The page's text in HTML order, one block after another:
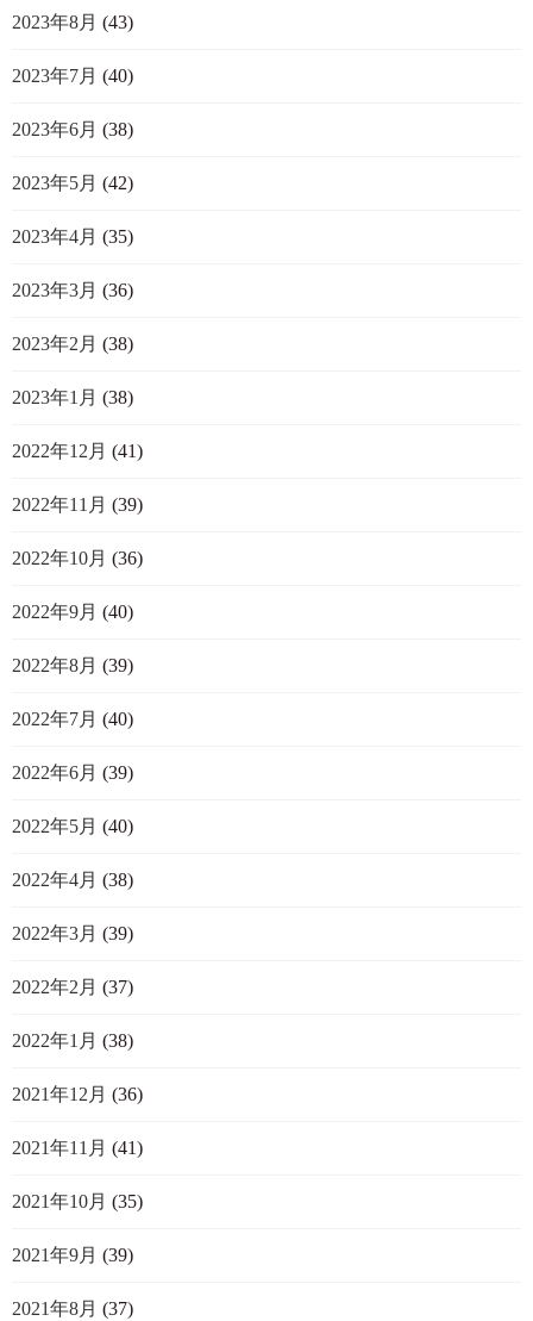
2023年8月 (43)
2023年7月 (40)
2023年6月 (38)
2023年5月 (42)
2023年4月 (35)
2023年3月 (36)
2023年2月 (38)
2023年1月 (38)
2022年12月 (41)
2022年11月 (39)
2022年10月 (36)
2022年9月 (40)
2022年8月 (39)
2022年7月 (40)
2022年6月 (39)
2022年5月 (40)
2022年4月 (38)
2022年3月 (39)
2022年2月 (37)
2022年1月 (38)
2021年12月 (36)
2021年11月 (41)
2021年10月 (35)
2021年9月 (39)
2021年8月 (37)